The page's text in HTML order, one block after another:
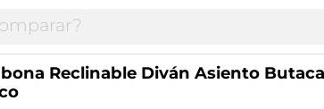
Reclinable Diván Asiento